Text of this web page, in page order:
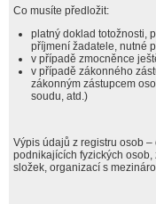
Co musíte předložit:
platný doklad totožnosti,
příjmení žadatele, nutné
v případě zmocněnce
v případě zákonného
zákonným zástupcem
soudu, atd.)
Výpis údajů z registru osob
podnikajících fyzických
složek, organizací s